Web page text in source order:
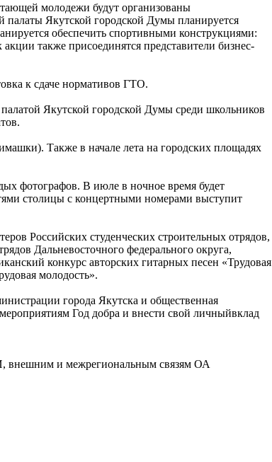
молодежи будут организованы
Якутской городской Думы планируется
обеспечить спортивными конструкциями:
также присоединятся представители бизнес-
к сдаче нормативов ГТО.
Якутской городской Думы среди школьников
Также в начале лета на городских площадях
фотографов. В июле в ночное время будет
столицы с концертными номерами выступит
Российских студенческих строительных отрядов,
Дальневосточного федерального округа,
конкурс авторских гитарных песен «Трудовая
молодость».
города Якутска и общественная
Год добра и внести свой личныйвклад
внешним и межрегиональным связям ОА